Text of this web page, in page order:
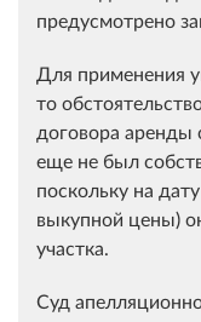
предусмотрено
Для применения
то
договора аренды
еще не был
поскольку на
выкупной цены)
участка.
Суд